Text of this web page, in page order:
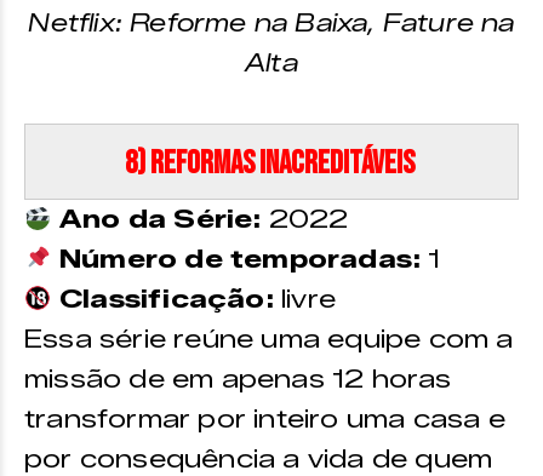
Netflix: Reforme na Baixa, Fature na
Alta
8) Reformas Inacreditáveis
Ano da Série: 2022
Número de temporadas: 1
Classificação: livre
Essa série reúne uma equipe com a
missão de em apenas 12 horas
transformar por inteiro uma casa e
por consequência a vida de quem